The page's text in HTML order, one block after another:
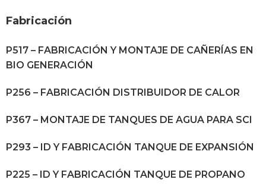
Fabricación
P517 – FABRICACIÓN Y MONTAJE DE CAÑERÍAS EN
BIO GENERACIÓN
P256 – FABRICACIÓN DISTRIBUIDOR DE CALOR
P367 – MONTAJE DE TANQUES DE AGUA PARA SCI
P293 – ID Y FABRICACIÓN TANQUE DE EXPANSIÓN
P225 – ID Y FABRICACIÓN TANQUE DE PROPANO